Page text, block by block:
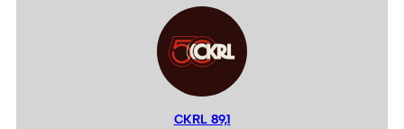
CKRL 89,1